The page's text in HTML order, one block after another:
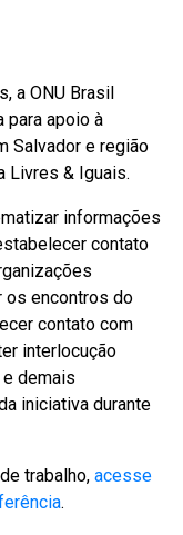
a ONU Brasil
para apoio à
Salvador e região
Livres & Iguais.
informações
contato
os encontros do
contato com
interlocução
demais
iniciativa durante
trabalho,acesse
.